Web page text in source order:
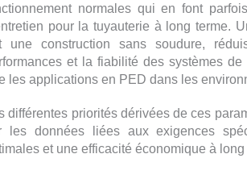
normales qui en font
pour la tuyauterie à long terme.
une construction sans soudure,
et la fiabilité des systèmes
les applications en PED dans les
différentes priorités dérivées de ces
les données liées aux exigences
et une efficacité économique à long